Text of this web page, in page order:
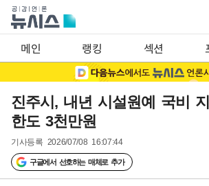
메인 랭킹 섹션
진주시, 내년 시설원예 국비
한도 3천만원
기사등록 2026/07/08 16:07:44
구글에서 선호하는 매체로 추가